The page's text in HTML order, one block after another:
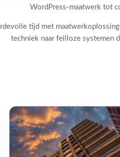
WordPress-maatwerk tot
tijd met
techniek naar feilloze systemen